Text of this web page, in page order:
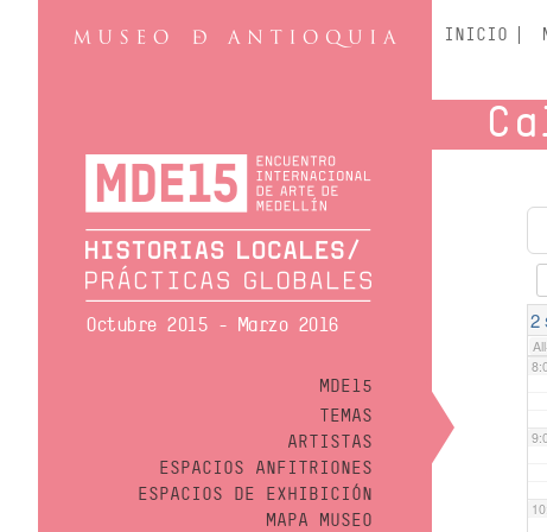
Octubre 2015 - Marzo 2016
MDE15
TEMAS
ARTISTAS
ESPACIOS ANFITRIONES
ESPACIOS DE EXHIBICIÓN
MAPA MUSEO
INICIO
2